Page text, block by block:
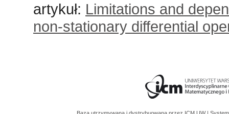
artykuł: Limitations and
non-stationary differential